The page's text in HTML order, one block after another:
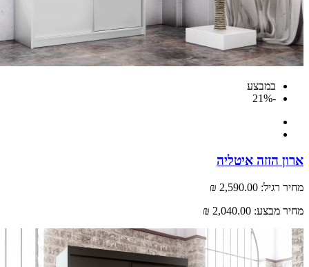
במבצע
הזזה איטליה
רגיל: 2,590.00 ₪
מבצע: 2,040.00 ₪